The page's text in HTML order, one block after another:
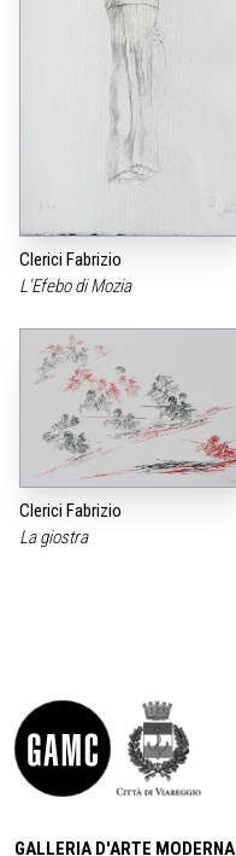
Clerici Fabrizio
L‘Efebo di Mozia
Clerici Fabrizio
La giostra
GALLERIA D'ARTE MODERNA